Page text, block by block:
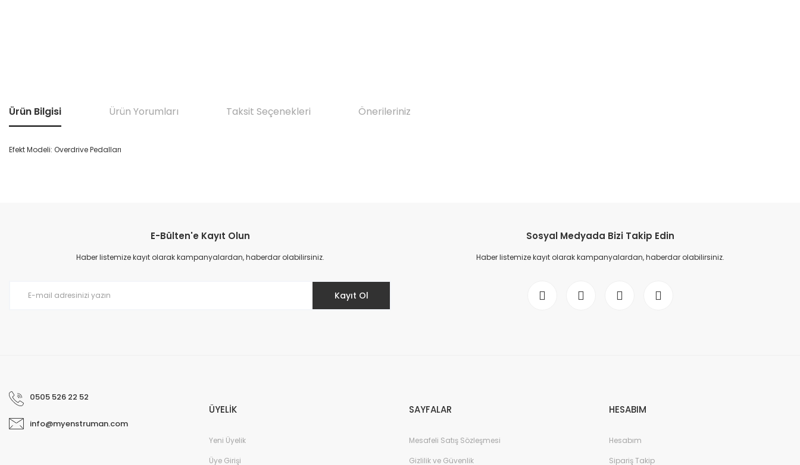
Ürün Bilgisi Ürün Yorumları Taksit Seçenekleri Önerileriniz
Efekt Modeli: Overdrive Pedalları
Ürün resmi kalitesiz, bozuk veya görüntülenemiyor.
Ürün açıklamasında eksik bilgiler bulunuyor.
E-Bülten'e Kayıt Olun
Haber listemize kayıt olarak kampanyalardan, haberdar olabilirsiniz.
Kayıt Ol
Sosyal Medyada Bizi Takip Edin
Haber listemize kayıt olarak kampanyalardan, haberdar olabilirsiniz.
0505 526 22 52
info@myenstruman.com
ÜYELİK
Yeni Üyelik
Üye Girişi
SAYFALAR
Mesafeli Satış Sözleşmesi
Gizlilik ve Güvenlik
HESABIM
Hesabım
Sipariş Takip